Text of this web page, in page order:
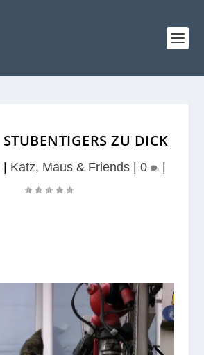
ZU DICK
| Katz, Maus & Friends| 0 |